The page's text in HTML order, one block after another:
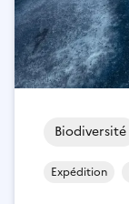
Biodiversité
Expédition